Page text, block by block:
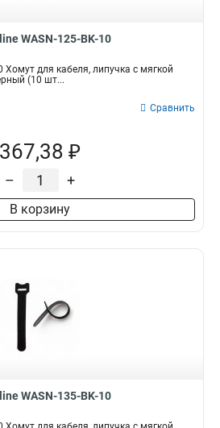
WASN-125-BK-10
Хомут для кабеля, липучка с мягкой
(10 шт...
Сравнить
367,38 ₽
– +
В корзину
WASN-135-BK-10